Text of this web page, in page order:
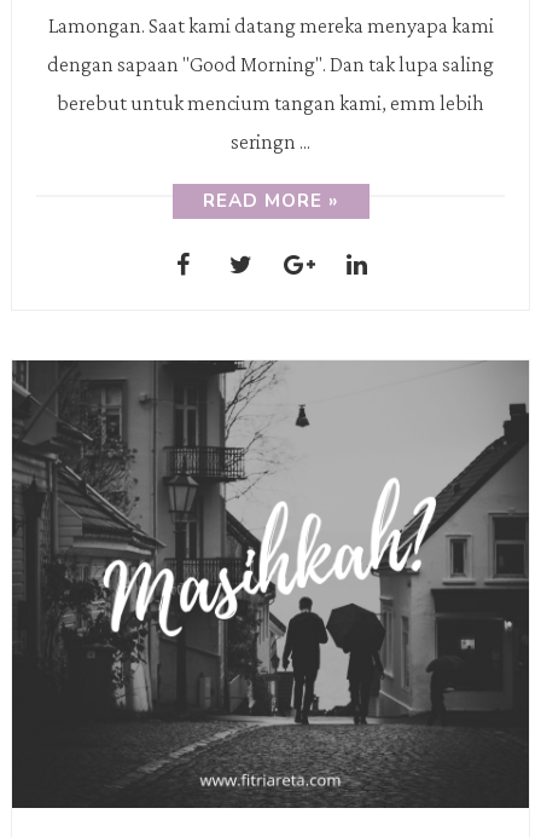
Lamongan. Saat kami datang mereka menyapa kami
dengan sapaan "Good Morning". Dan tak lupa saling
berebut untuk mencium tangan kami, emm lebih
seringn ...
READ MORE »